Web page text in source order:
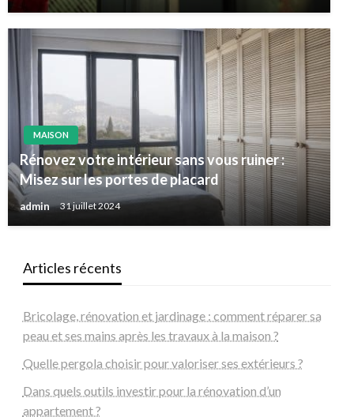
MAISON
Rénovez votre intérieur sans vous ruiner :
Misez sur les portes de placard
admin 31 juillet 2024
Articles récents
Bricolage, rénovation et jardinage : comment réparer sa
peau et ses mains après les travaux à la maison ?
Quelle pergola choisir pour valoriser ses extérieurs ?
Dans quels outils investir pour la rénovation d’un
appartement ?